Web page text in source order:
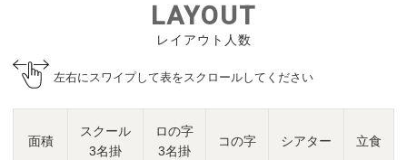
LAYOUT
レイアウト人数
左右にスワイプして表をスクロールしてください
面積
スクール
3名掛
ロの字
3名掛
コの字 シアター 立食